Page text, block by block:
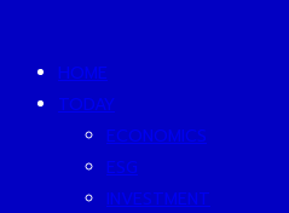
HOME
TODAY
ECONOMICS
ESG
INVESTMENT